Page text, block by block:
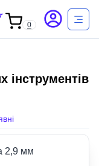
0
інструментів